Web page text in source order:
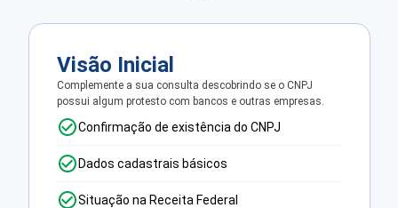
Visão Inicial
Complemente a sua consulta descobrindo se o CNPJ
possui algum protesto com bancos e outras empresas.
Confirmação de existência do CNPJ
Dados cadastrais básicos
Situação na Receita Federal